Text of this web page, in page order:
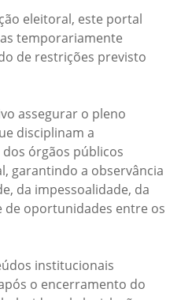
eleitoral, este portal
temporariamente
de restrições previsto
assegurar o pleno
disciplinam a
órgãos públicos
garantindo a observância
da impessoalidade, da
de oportunidades entre os
institucionais
o encerramento do